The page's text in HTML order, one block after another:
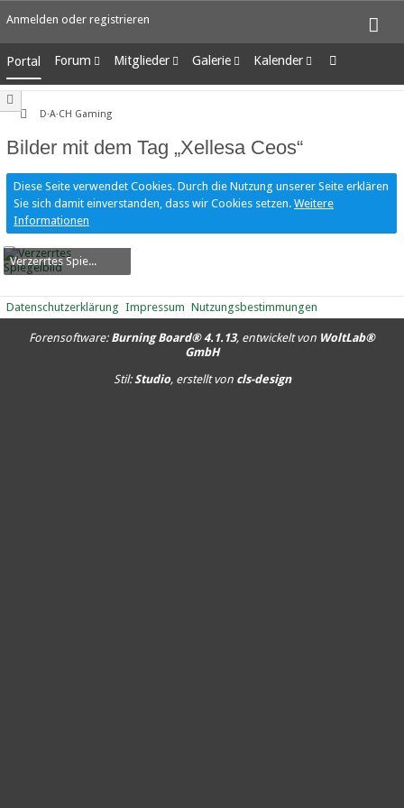
Anmelden oder registrieren
Portal Forum
Unerledigte Themen
Mitglieder
Letzte Aktivitäten
Mitgliedersuche
Galerie
Alben
Kalender
Wochenansicht
D·A·CH Gaming
Bilder mit dem Tag „Xellesa Ceos“
Diese Seite verwendet Cookies. Durch die Nutzung unserer Seite erklären
Sie sich damit einverstanden, dass wir Cookies setzen. Weitere
Informationen
Verzerrtes Spiegelbild
BorgGiXtah-7. Oktober 2016
Datenschutzerklärung Impressum Nutzungsbestimmungen
Forensoftware: Burning Board® 4.1.13, entwickelt von WoltLab®
GmbH
Stil:Studio, erstellt von cls-design